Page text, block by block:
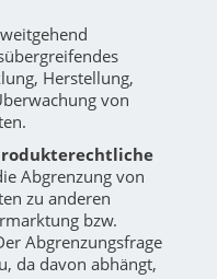
Herstellung,
von
Abgrenzung von
zu anderen
bzw.
Abgrenzungsfrage
da davon abhängt,